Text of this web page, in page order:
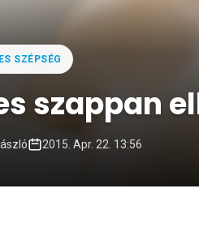
SZÉPSÉG
szappan
2015. Apr. 22. 13:56